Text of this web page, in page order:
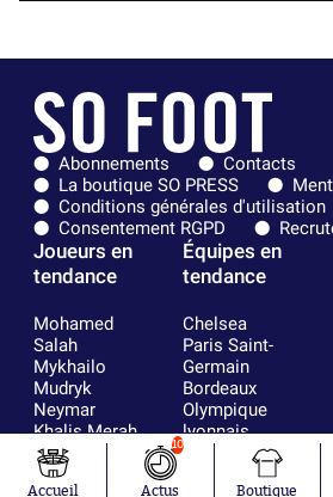
Abonnements
Contacts
La boutique SO PRESS
Conditions générales d'utilisation
Consentement RGPD
Joueurs en
tendance
Mohamed
Salah
Mykhailo
Mudryk
Neymar
Khalis Merah
Loïs Openda
Moussa
Équipes en
tendance
Chelsea
Paris Saint-
Germain
Bordeaux
Olympique
lyonnais
FIFA
Real Madrid
Accueil
10
Actus Boutique